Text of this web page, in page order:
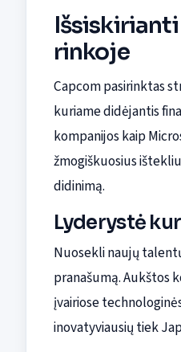
rinkoje
Capcom pasirinktas
kuriame didėjantis
kompanijos kaip
žmogiškuosius
didinimą.
Lyderystė
Nuosekli naujų
pranašumą. Aukštos
įvairiose
inovatyviausių tiek